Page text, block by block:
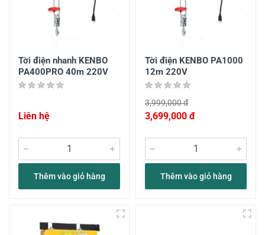
Tời điện nhanh KENBO
PA400PRO 40m 220V
Liên hệ
Thêm vào giỏ hàng
Tời điện KENBO PA1000
12m 220V
3,999,000 đ
3,699,000 đ
Thêm vào giỏ hàng